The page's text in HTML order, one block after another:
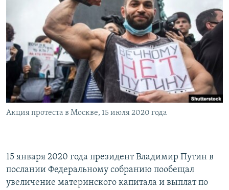
СИБИРЬ.РЕАЛИИ
РАСПИСАНИЕ ВЕЩАНИЯ
ПОДПИШИТЕСЬ НА РАССЫЛКУ
СОЦИАЛЬНЫЕ СЕТИ
Акция протеста в Москве, 15 июля 2020 года
15 января 2020 года президент Владимир Путин в
послании Федеральному собранию пообещал
увеличение материнского капитала и выплат по